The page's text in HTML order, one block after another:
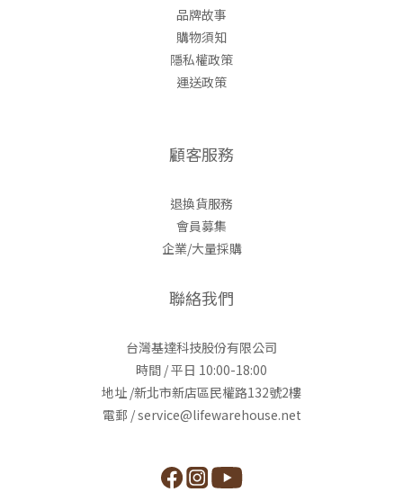
品牌故事
購物須知
隱私權政策
運送政策
顧客服務
退換貨服務
會員募集
企業/大量採購
聯絡我們
台灣基達科技股份有限公司
時間 / 平日 10:00-18:00
地址 /新北市新店區民權路132號2樓
電郵 / service@lifewarehouse.net